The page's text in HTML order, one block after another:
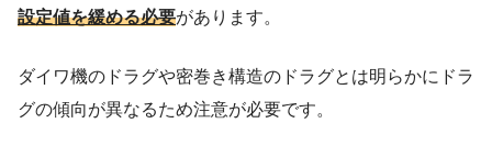
設定値を緩める必要があります。
ダイワ機のドラグや密巻き構造のドラグとは明らかにドラ
グの傾向が異なるため注意が必要です。